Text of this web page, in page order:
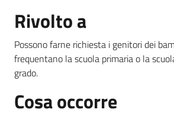
Rivolto a
Possono farne richiesta i genitori dei
frequentano la scuola primaria o la
grado.
Cosa occorre